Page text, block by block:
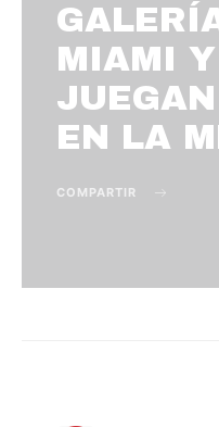
MIAMI
EN LA
COMPARTIR